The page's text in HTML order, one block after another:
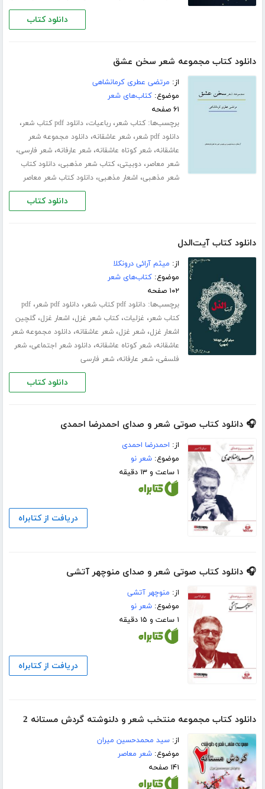
دانلود کتاب
دانلود کتاب مجموعه شعر سخن عشق
از: مرتضی عطری کرمانشاهی
موضوع:کتاب‌های شعر
۶۱ صفحه
برچسب‌ها:کتاب شعر،رباعیات،دانلود pdf کتاب شعر ،
دانلود pdf شعر ،شعر عاشقانه،دانلود مجموعه شعر
عاشقانه،شعر کوتاه عاشقانه،شعر عارفانه،شعر فارسی،
شعر معاصر،دوبیتی،کتاب شعر مذهبی،دانلود کتاب
شعر مذهبی، اشعار مذهبی،دانلود کتاب شعر معاصر
دانلود کتاب
دانلود کتاب آیت‌الدل
از: میثم آرائی درونکلا
موضوع:کتاب‌های شعر
۱۰۲ صفحه
برچسب‌ها:دانلود pdf کتاب شعر ،دانلود pdf شعر ،pdf
کتاب شعر، غزلیات،کتاب شعر غزل، اشعار غزل،گلچین
اشعار غزل،شعر غزل،شعر عاشقانه،دانلود مجموعه شعر
عاشقانه،شعر کوتاه عاشقانه،دانلود شعر اجتماعی،شعر
فلسفی،شعر عارفانه،شعر فارسی
دانلود کتاب
🎧 دانلود کتاب صوتی شعر و صدای احمدرضا احمدی
از: احمدرضا احمدی
موضوع:شعر نو
۱ ساعت و ۱۳ دقیقه
دریافت از کتابراه
🎧 دانلود کتاب صوتی شعر و صدای منوچهر آتشی
از: منوچهر آتشی
موضوع:شعر نو
۱ ساعت و ۱۵ دقیقه
دریافت از کتابراه
دانلود کتاب مجموعه منتخب شعر و دلنوشته گردش مستانه 2
از:سید محمدحسین میران
موضوع:شعر معاصر
۱۴۱ صفحه